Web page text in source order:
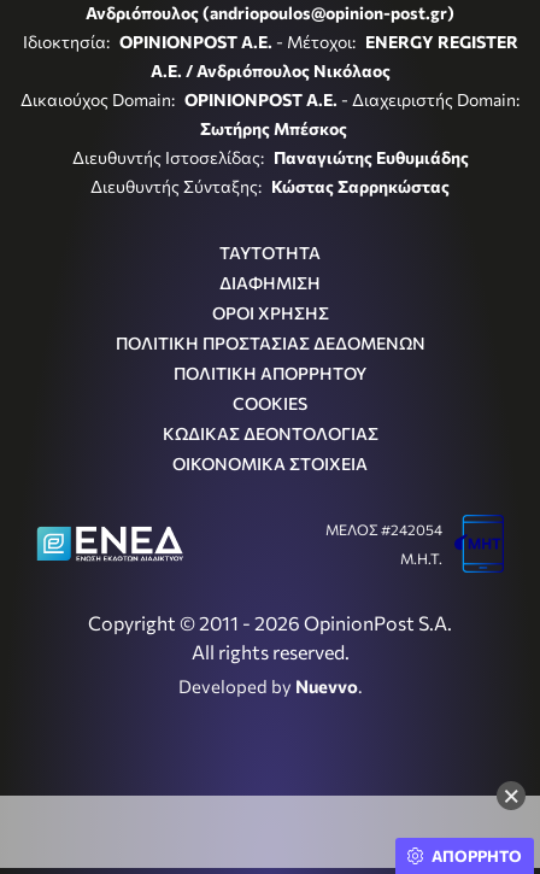
×
Ανδριόπουλος (andriopoulos@opinion-post.gr)
Ιδιοκτησία: OPINIONPOST A.E. - Μέτοχοι: ENERGY REGISTER
Α.Ε. / Ανδριόπουλος Νικόλαος
Δικαιούχος Domain: OPINIONPOST A.E. - Διαχειριστής Domain:
Σωτήρης Μπέσκος
Διευθυντής Ιστοσελίδας: Παναγιώτης Ευθυμιάδης
Διευθυντής Σύνταξης: Κώστας Σαρρηκώστας
ΤΑΥΤΟΤΗΤΑ
ΔΙΑΦΗΜΙΣΗ
ΟΡΟΙ ΧΡΗΣΗΣ
ΠΟΛΙΤΙΚΗ ΠΡΟΣΤΑΣΙΑΣ ΔΕΔΟΜΕΝΩΝ
ΠΟΛΙΤΙΚΗ ΑΠΟΡΡΗΤΟΥ
COOKIES
ΚΩΔΙΚΑΣ ΔΕΟΝΤΟΛΟΓΙΑΣ
ΟΙΚΟΝΟΜΙΚΑ ΣΤΟΙΧΕΙΑ
Copyright © 2011 - 2026 OpinionPost S.A.
All rights reserved.
Developed by Nuevvo.
ΜΕΛΟΣ #242054
Μ.Η.Τ.
ΑΠΟΡΡΗΤΟ